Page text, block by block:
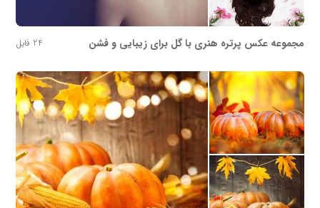
مجموعه عکس پرتره هنری با گل برای زیبایی و فشن 24 فایل